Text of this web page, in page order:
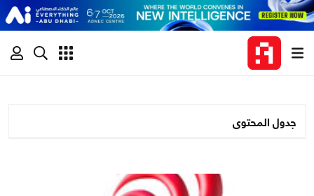
جدول المحتوى